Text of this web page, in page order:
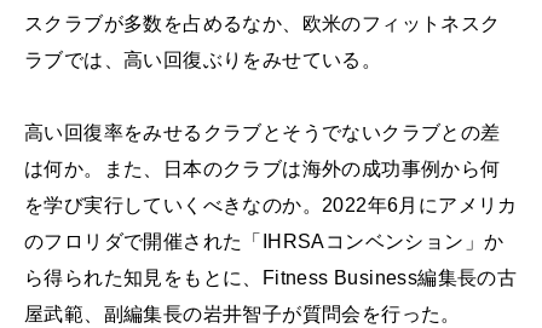
スクラブが多数を占めるなか、欧米のフィットネスク
ラブでは、高い回復ぶりをみせている。
高い回復率をみせるクラブとそうでないクラブとの差
は何か。また、日本のクラブは海外の成功事例から何
を学び実行していくべきなのか。2022年6月にアメリカ
のフロリダで開催された「IHRSAコンベンション」か
ら得られた知見をもとに、Fitness Business編集長の古
屋武範、副編集長の岩井智子が質問会を行った。